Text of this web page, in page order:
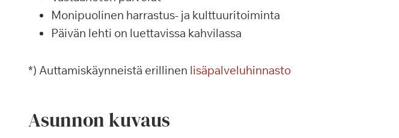
Monipuolinen harrastus- ja kulttuuritoiminta
Päivän lehti on luettavissa kahvilassa
*) Auttamiskäynneistä erillinen lisäpalveluhinnasto
Asunnon kuvaus